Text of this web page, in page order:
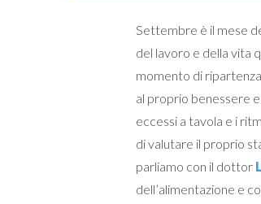
Settembre è il mese
del lavoro e della vita
momento di
al proprio benessere
eccessi a tavola e i
di valutare il proprio
parliamo con il dottor
dell’alimentazione e